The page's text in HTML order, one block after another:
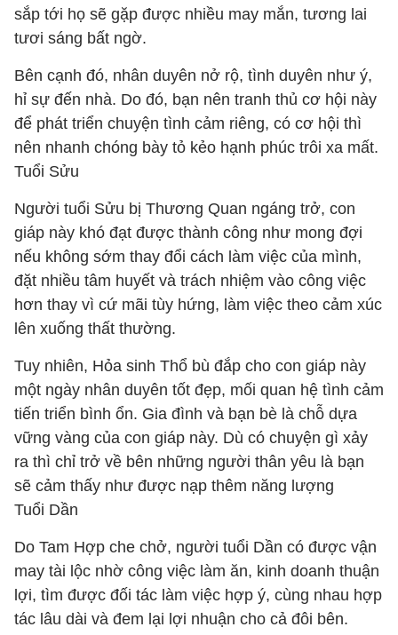
sắp tới họ sẽ gặp được nhiều may mắn, tương lai
tươi sáng bất ngờ.
Bên cạnh đó, nhân duyên nở rộ, tình duyên như ý,
hỉ sự đến nhà. Do đó, bạn nên tranh thủ cơ hội này
để phát triển chuyện tình cảm riêng, có cơ hội thì
nên nhanh chóng bày tỏ kẻo hạnh phúc trôi xa mất.
Tuổi Sửu
Người tuổi Sửu bị Thương Quan ngáng trở, con
giáp này khó đạt được thành công như mong đợi
nếu không sớm thay đổi cách làm việc của mình,
đặt nhiều tâm huyết và trách nhiệm vào công việc
hơn thay vì cứ mãi tùy hứng, làm việc theo cảm xúc
lên xuống thất thường.
Tuy nhiên, Hỏa sinh Thổ bù đắp cho con giáp này
một ngày nhân duyên tốt đẹp, mối quan hệ tình cảm
tiến triển bình ổn. Gia đình và bạn bè là chỗ dựa
vững vàng của con giáp này. Dù có chuyện gì xảy
ra thì chỉ trở về bên những người thân yêu là bạn
sẽ cảm thấy như được nạp thêm năng lượng
Tuổi Dần
Do Tam Hợp che chở, người tuổi Dần có được vận
may tài lộc nhờ công việc làm ăn, kinh doanh thuận
lợi, tìm được đối tác làm việc hợp ý, cùng nhau hợp
tác lâu dài và đem lại lợi nhuận cho cả đôi bên.